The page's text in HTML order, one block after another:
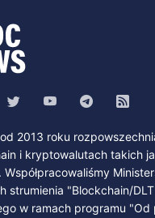
2013 roku
i kryptowalutach takich
Współpracowaliśmy
strumienia "Blockchain/
w ramach programu "Od